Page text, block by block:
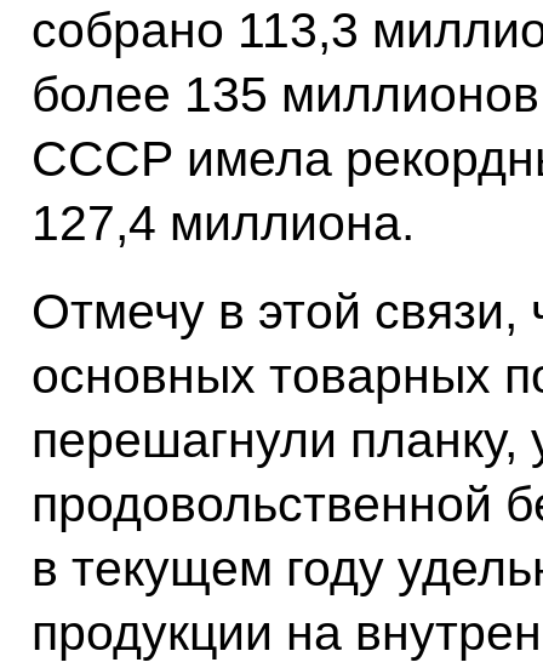
собрано 113,3
более 135
СССР имела
127,4 миллиона.
Отмечу в этой связи,
основных товарных
перешагнули
продовольственной
в текущем году
продукции на